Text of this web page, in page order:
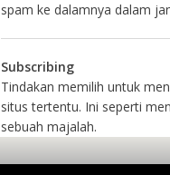
spam ke dalamnya dalam
Subscribing
Tindakan memilih untuk
situs tertentu. Ini seperti
sebuah majalah.